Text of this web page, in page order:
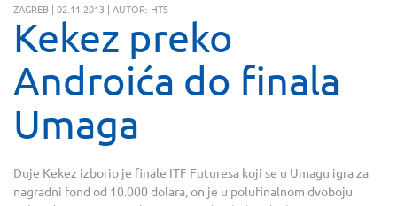
ZAGREB | 02.11.2013 | AUTOR: HTS
Kekez preko
Androića do finala
Umaga
Duje Kekez izborio je finale ITF Futuresa koji se u Umagu igra za
nagradni fond od 10.000 dolara, on je u polufinalnom dvoboju